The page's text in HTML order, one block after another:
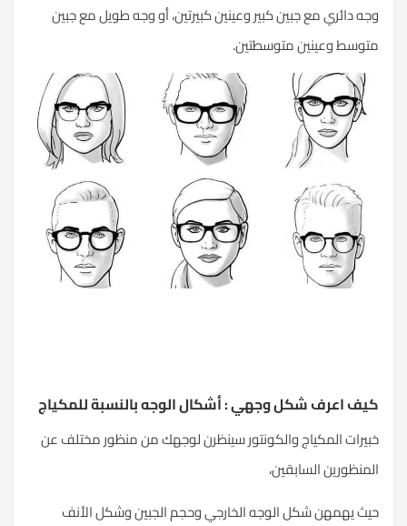
وجه دائري مع جبين كبير وعينين كبيرتين، أو وجه طويل مع جبين
متوسط وعينين متوسطتين.
كيف اعرف شكل وجهي : أشكال الوجه بالنسبة للمكياج
خبيرات المكياج والكونتور سينظرن لوجهك من منظور مختلف عن
المنظورين السابقين،
حيث يهمهن شكل الوجه الخارجي وحجم الجبين وشكل الأنف